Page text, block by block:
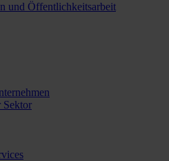
und Öffentlichkeitsarbeit
Sektor